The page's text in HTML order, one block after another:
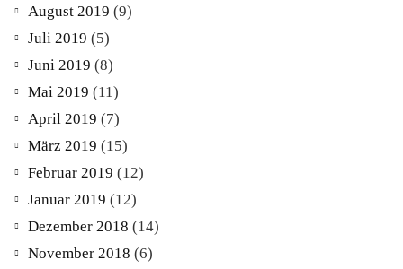
August 2019 (9)
Juli 2019 (5)
Juni 2019 (8)
Mai 2019 (11)
April 2019 (7)
März 2019 (15)
Februar 2019 (12)
Januar 2019 (12)
Dezember 2018 (14)
November 2018 (6)